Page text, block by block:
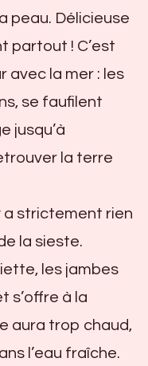
peau. Délicieuse
partout ! C’est
avec la mer : les
se faufilent
jusqu’à
la terre
a strictement rien
la sieste.
les jambes
s’offre à la
aura trop chaud,
l’eau fraîche.